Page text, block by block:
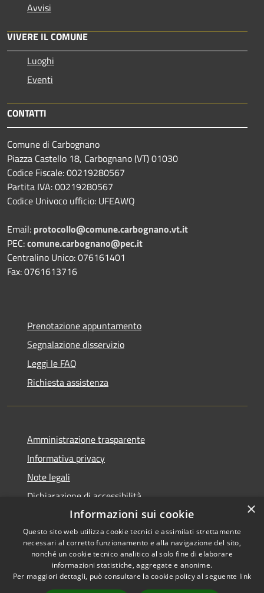
Avvisi
VIVERE IL COMUNE
Luoghi
Eventi
CONTATTI
Comune di Carbognano
Piazza Castello 18, Carbognano (VT) 01030
Codice Fiscale: 00219280567
Partita IVA: 00219280567
Codice Univoco ufficio: UFEAWQ
Email: protocollo@comune.carbognano.vt.it
PEC:comune.carbognano@pec.it
Centralino Unico: 076161401
Fax: 0761613716
Prenotazione appuntamento
Segnalazione disservizio
Leggi le FAQ
Richiesta assistenza
Amministrazione trasparente
Informativa privacy
Note legali
Dichiarazione di accessibilità
Accessibilità
Privacy
Copyright © 2026 • Comune di
Carbognano • Powered by
Municipium
Accesso
×
Informazioni sui cookie
Questo sito web utilizza cookie tecnici e assimilati strettamente
necessari al corretto funzionamento e alla navigazione del sito,
nonché un cookie tecnico analitico al solo fine di elaborare
informazioni statistiche, aggregate e anonime.
Per maggiori dettagli, può consultare la cookie policy al seguente link